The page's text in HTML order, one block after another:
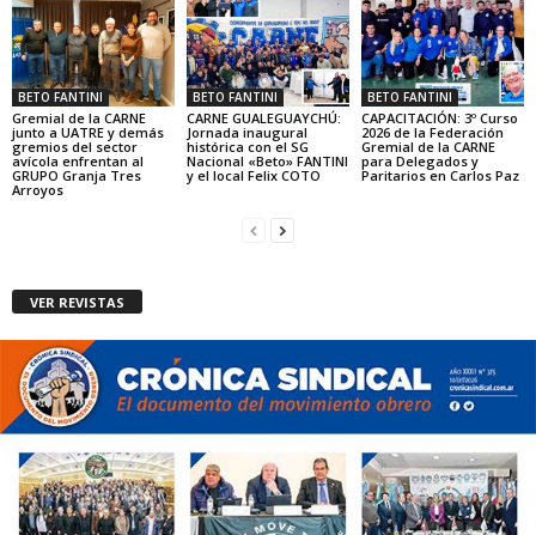
BETO FANTINI
Gremial de la CARNE
junto a UATRE y demás
gremios del sector
avícola enfrentan al
GRUPO Granja Tres
Arroyos
BETO FANTINI
CARNE GUALEGUAYCHÚ:
Jornada inaugural
histórica con el SG
Nacional «Beto» FANTINI
y el local Felix COTO
BETO FANTINI
CAPACITACIÓN: 3º Curso
2026 de la Federación
Gremial de la CARNE
para Delegados y
Paritarios en Carlos Paz
VER REVISTAS